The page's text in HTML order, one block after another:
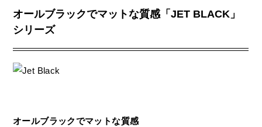
オールブラックでマットな質感「JET BLACK」
シリーズ
オールブラックでマットな質感